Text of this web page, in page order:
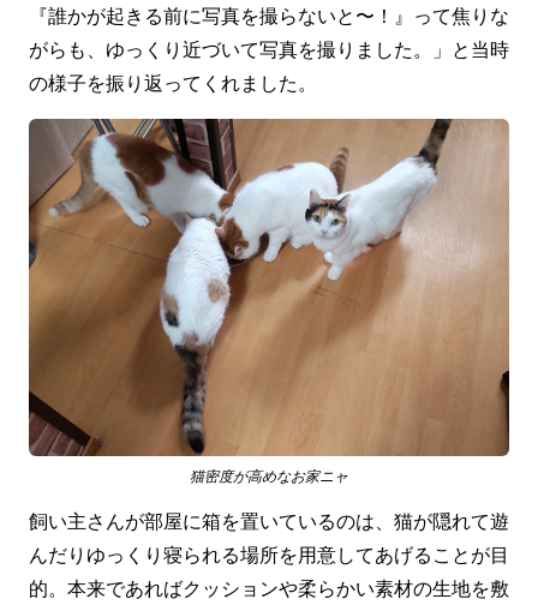
『誰かが起きる前に写真を撮らないと〜！』って焦りな
がらも、ゆっくり近づいて写真を撮りました。」と当時
の様子を振り返ってくれました。
猫密度が高めなお家ニャ
飼い主さんが部屋に箱を置いているのは、猫が隠れて遊
んだりゆっくり寝られる場所を用意してあげることが目
的。本来であればクッションや柔らかい素材の生地を敷